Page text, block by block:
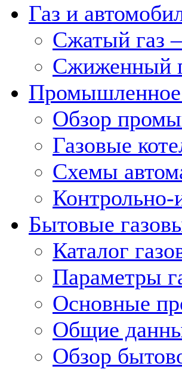
Газ и
Сжатый газ
Сжиженный
Промышленное
Обзор
Газовые
Схемы
Бытовые
Каталог
Параметры
Основные
Общие
Обзор